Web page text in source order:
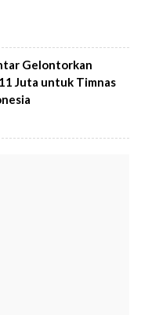
Gelontorkan
Juta untuk Timnas